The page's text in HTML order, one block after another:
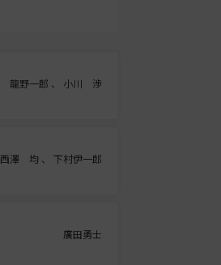
龍野一郎 、 小川 渉
西澤 均 、 下村伊一郎
廣田勇士